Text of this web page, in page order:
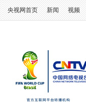
央视网首页 新闻 视频